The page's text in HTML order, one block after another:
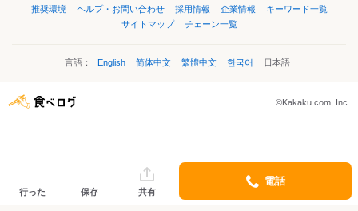
推奨環境
ヘルプ・お問い合わせ 採用情報 企業情報
キーワード一覧
サイトマップ
チェーン一覧
言語： English 简体中文 繁體中文 한국어 日本語
©Kakaku.com, Inc.
行った 保存 共有
電話